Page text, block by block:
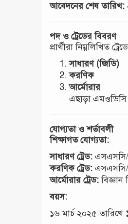
আবেদনের শেষ তারিখ:
পদ ও ট্রেডের বিবরণ
প্রার্থীরা নিম্নলিখিত
সাধারণ (জিডি)
করণিক
আর্মোরার
এছাড়া
যোগ্যতা ও শর্তাবলী
শিক্ষাগত যোগ্যতা:
সাধারণ ট্রেড: এসএসসি/
করণিক ট্রেড: এসএসসি/
আর্মোরার ট্রেড:
বয়স:
১৬ মার্চ ২০২৫ তারিখে